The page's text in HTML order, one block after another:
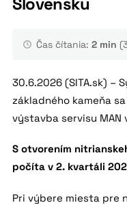
Čas čítania: 2 min
30.6.2026 (SITA.sk) –
základného kameňa
výstavba servisu
S otvorením
počíta v 2. kvartáli
Pri výbere miesta pre